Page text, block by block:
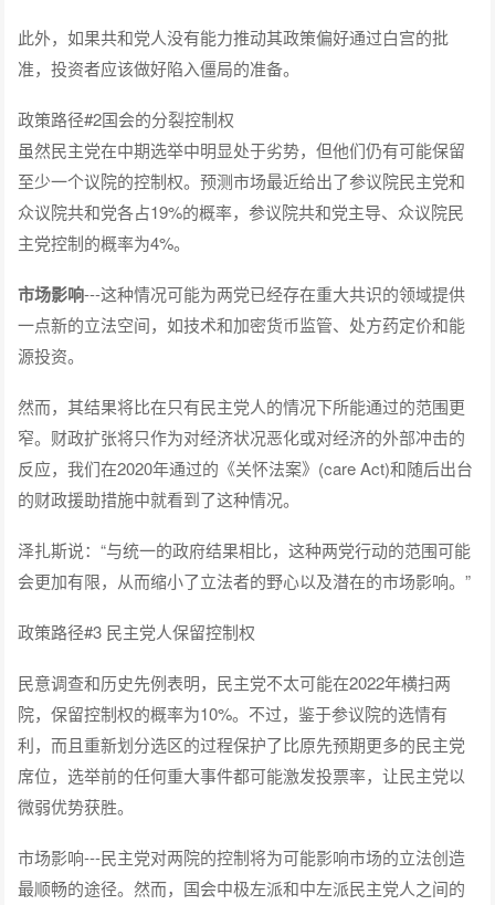
此外，如果共和党人没有能力推动其政策偏好通过白宫的批
准，投资者应该做好陷入僵局的准备。
政策路径#2国会的分裂控制权
虽然民主党在中期选举中明显处于劣势，但他们仍有可能保留
至少一个议院的控制权。预测市场最近给出了参议院民主党和
众议院共和党各占19%的概率，参议院共和党主导、众议院民
主党控制的概率为4%。
市场影响---这种情况可能为两党已经存在重大共识的领域提供
一点新的立法空间，如技术和加密货币监管、处方药定价和能
源投资。
然而，其结果将比在只有民主党人的情况下所能通过的范围更
窄。财政扩张将只作为对经济状况恶化或对经济的外部冲击的
反应，我们在2020年通过的《关怀法案》(care Act)和随后出台
的财政援助措施中就看到了这种情况。
泽扎斯说：“与统一的政府结果相比，这种两党行动的范围可能
会更加有限，从而缩小了立法者的野心以及潜在的市场影响。”
政策路径#3 民主党人保留控制权
民意调查和历史先例表明，民主党不太可能在2022年横扫两
院，保留控制权的概率为10%。不过，鉴于参议院的选情有
利，而且重新划分选区的过程保护了比原先预期更多的民主党
席位，选举前的任何重大事件都可能激发投票率，让民主党以
微弱优势获胜。
市场影响---民主党对两院的控制将为可能影响市场的立法创造
最顺畅的途径。然而，国会中极左派和中左派民主党人之间的